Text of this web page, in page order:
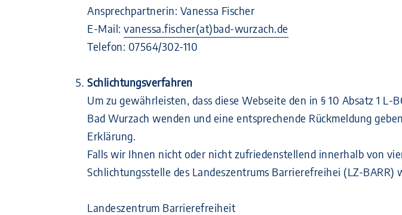
Ansprechpartnerin: Vanessa Fischer
E-Mail: vanessa.fischer(at)bad-wurzach.de
Telefon: 07564/302-110
Schlichtungsverfahren
Um zu gewährleisten, dass diese Webseite den in § 10 Absatz 1
Bad Wurzach wenden und eine entsprechende Rückmeldung
Erklärung.
Falls wir Ihnen nicht oder nicht zufriedenstellend innerhalb von
Schlichtungsstelle des Landeszentrums Barrierefreihei (LZ-
Landeszentrum Barrierefreiheit